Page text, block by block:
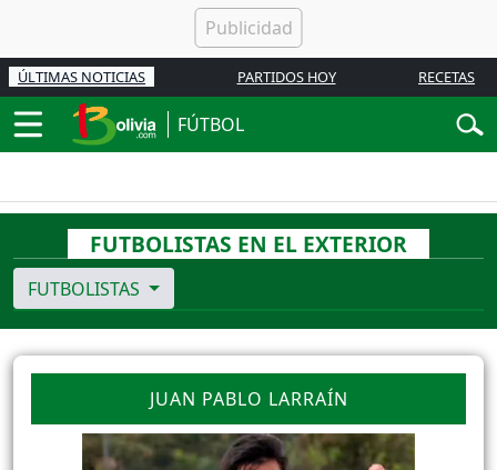
ÚLTIMAS NOTICIAS PARTIDOS HOY RECETAS
FÚTBOL
FUTBOLISTAS EN EL EXTERIOR
FUTBOLISTAS
JUAN PABLO LARRAÍN